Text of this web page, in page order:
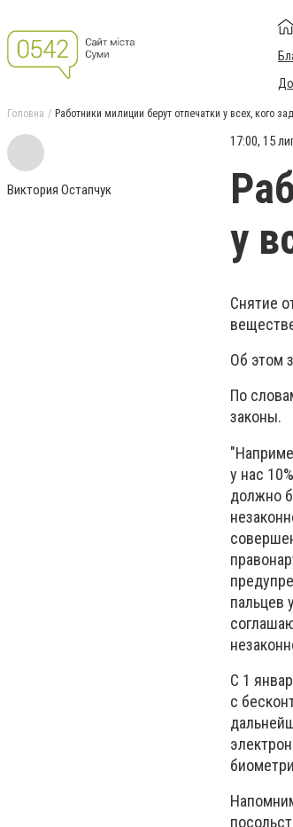
Головна Работники милиции берут отпечатки у всех, кого
Виктория Остапчук
17:00, 15
у
Снятие
Об этом
По
законы.
у нас
должно
пальцев
С 1
с